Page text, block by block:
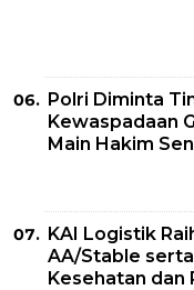
Polri Diminta
Kewaspadaan
Main Hakim
KAI Logistik
AA/Stable
Kesehatan dan